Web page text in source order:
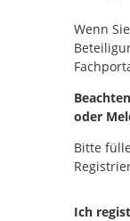
Wenn
oder
Bitte
Ich